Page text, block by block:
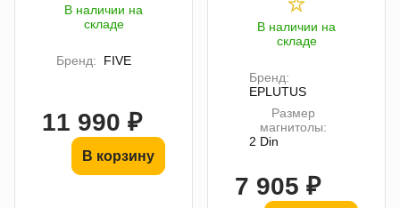
В наличии на
складе
Бренд: FIVE
11 990 ₽
В корзину
В наличии на
складе
Бренд:
EPLUTUS
Размер
магнитолы:
2 Din
7 905 ₽